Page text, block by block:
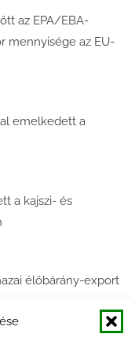
az EPA/EBA-
mennyisége az EU-
emelkedett a
a kajszi- és
élőbárány-export